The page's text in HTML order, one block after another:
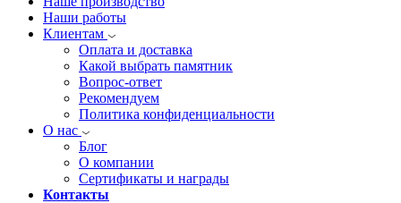
Наши работы
Клиентам
Оплата и доставка
Какой выбрать памятник
Вопрос-ответ
Рекомендуем
Политика конфиденциальности
О нас
Блог
О компании
Сертификаты и награды
Контакты